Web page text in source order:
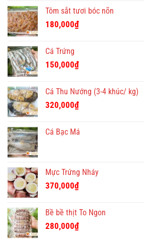
Tôm sắt tươi bóc nõn
180,000₫
Cá Trứng
150,000₫
Cá Thu Nướng (3-4 khúc/ kg)
320,000₫
Cá Bạc Má
Mực Trứng Nháy
370,000₫
Bề bề thịt To Ngon
280,000₫